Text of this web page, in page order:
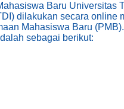
Baru Universitas
dilakukan secara online
Mahasiswa Baru
sebagai berikut: